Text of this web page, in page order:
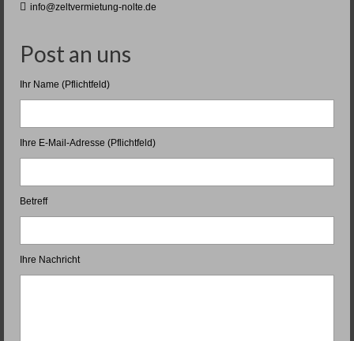
info@zeltvermietung-nolte.de
Post an uns
Ihr Name (Pflichtfeld)
Ihre E-Mail-Adresse (Pflichtfeld)
Betreff
Ihre Nachricht